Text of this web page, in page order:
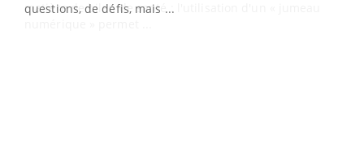
questions, de défis, mais ...
matière de bilan de santé : l'utilisation d'un « jumeau